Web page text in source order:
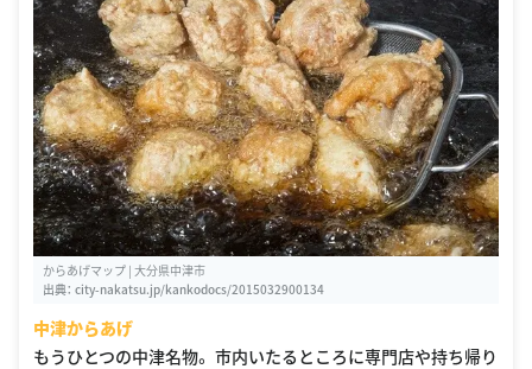
からあげマップ | 大分県中津市
出典： city-nakatsu.jp/kankodocs/2015032900134
中津からあげ
もうひとつの中津名物。 市内いたるところに専門店や持ち帰り